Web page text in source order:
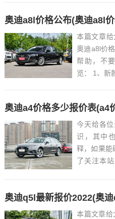
奥迪a8l价格公布(奥迪a8l
本篇文章
奥迪a8l价
帮助，不
览： 1、新
奥迪a4价格多少报价表(a4
今天给各
识，其中
释，如果能
了关注本
奥迪q5l最新报价2022(奥
本篇文章给